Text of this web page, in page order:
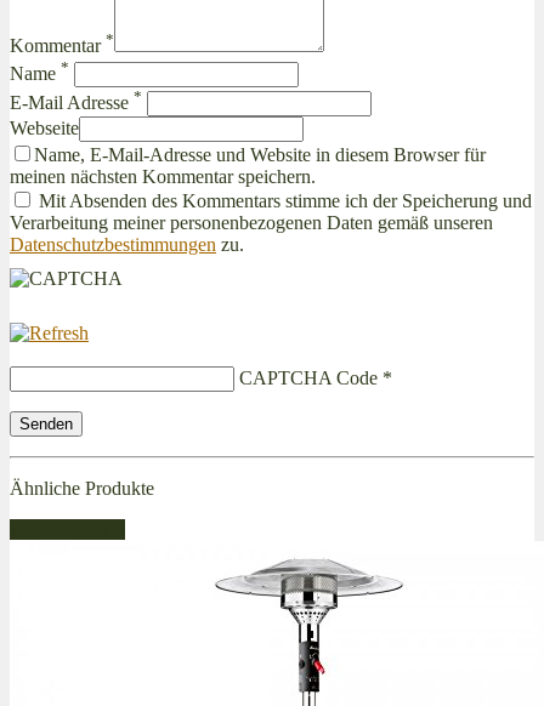
Kommentar *
Name *
E-Mail Adresse *
Webseite
Name, E-Mail-Adresse und Website in diesem Browser für
meinen nächsten Kommentar speichern.
Mit Absenden des Kommentars stimme ich der Speicherung und
Verarbeitung meiner personenbezogenen Daten gemäß unseren
Datenschutzbestimmungen zu.
CAPTCHA Code *
Ähnliche Produkte